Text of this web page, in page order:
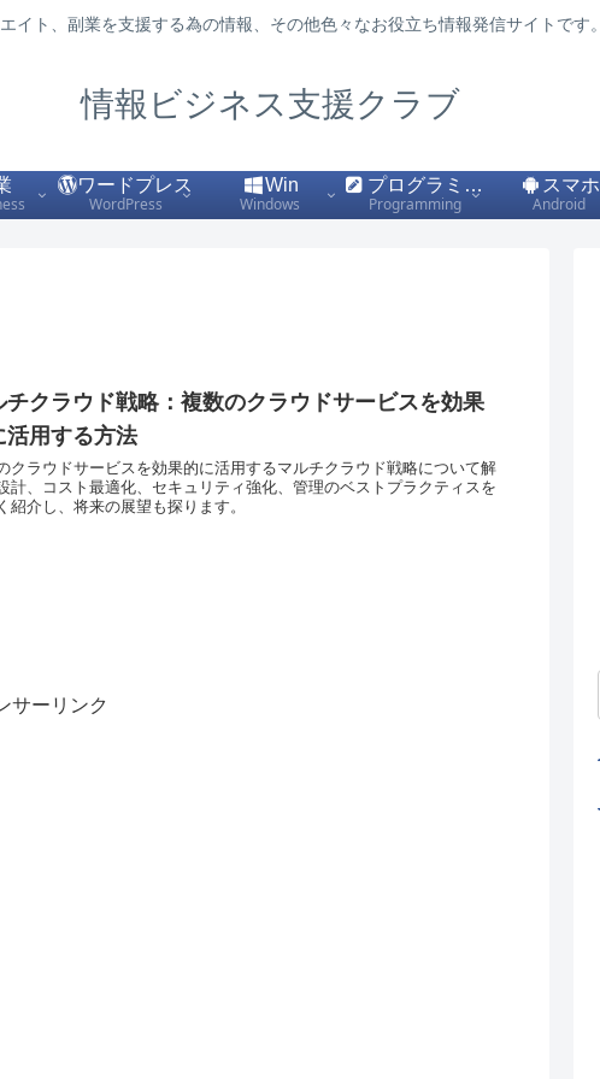
イト、副業を支援する為の情報、その他色々なお役立ち情報発信サイトです。
情報ビジネス支援クラブ
ワードプレス
WordPress
Win
Windows
プログラミング
Programming
スマホ
Android
チクラウド戦略：複数のクラウドサービスを効果
活用する方法
クラウドサービスを効果的に活用するマルチクラウド戦略について解
計、コスト最適化、セキュリティ強化、管理のベストプラクティスを
紹介し、将来の展望も探ります。
サーリンク